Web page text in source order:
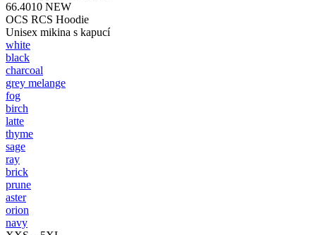
66.4010 NEW
OCS RCS Hoodie
Unisex mikina s kapucí
white
black
charcoal
grey melange
fog
birch
latte
thyme
sage
ray
brick
prune
aster
orion
navy